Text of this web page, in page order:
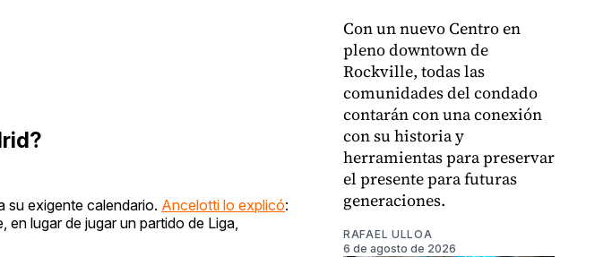
su exigente calendario. Ancelotti lo explicó:
lugar de jugar un partido de Liga,
Con un nuevo Centro en
pleno downtown de
Rockville, todas las
comunidades del condado
contarán con una conexión
con su historia y
herramientas para preservar
el presente para futuras
generaciones.
RAFAEL ULLOA
6 de agosto de 2026